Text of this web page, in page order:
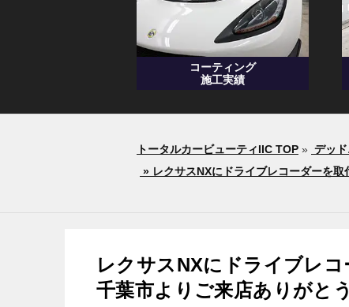
コーティング
施工実績
トータルカービューティIIC TOP » デッ
» レクサスNXにドライブレコーダーを
レクサスNXにドライブレ
千葉市よりご来店ありがと